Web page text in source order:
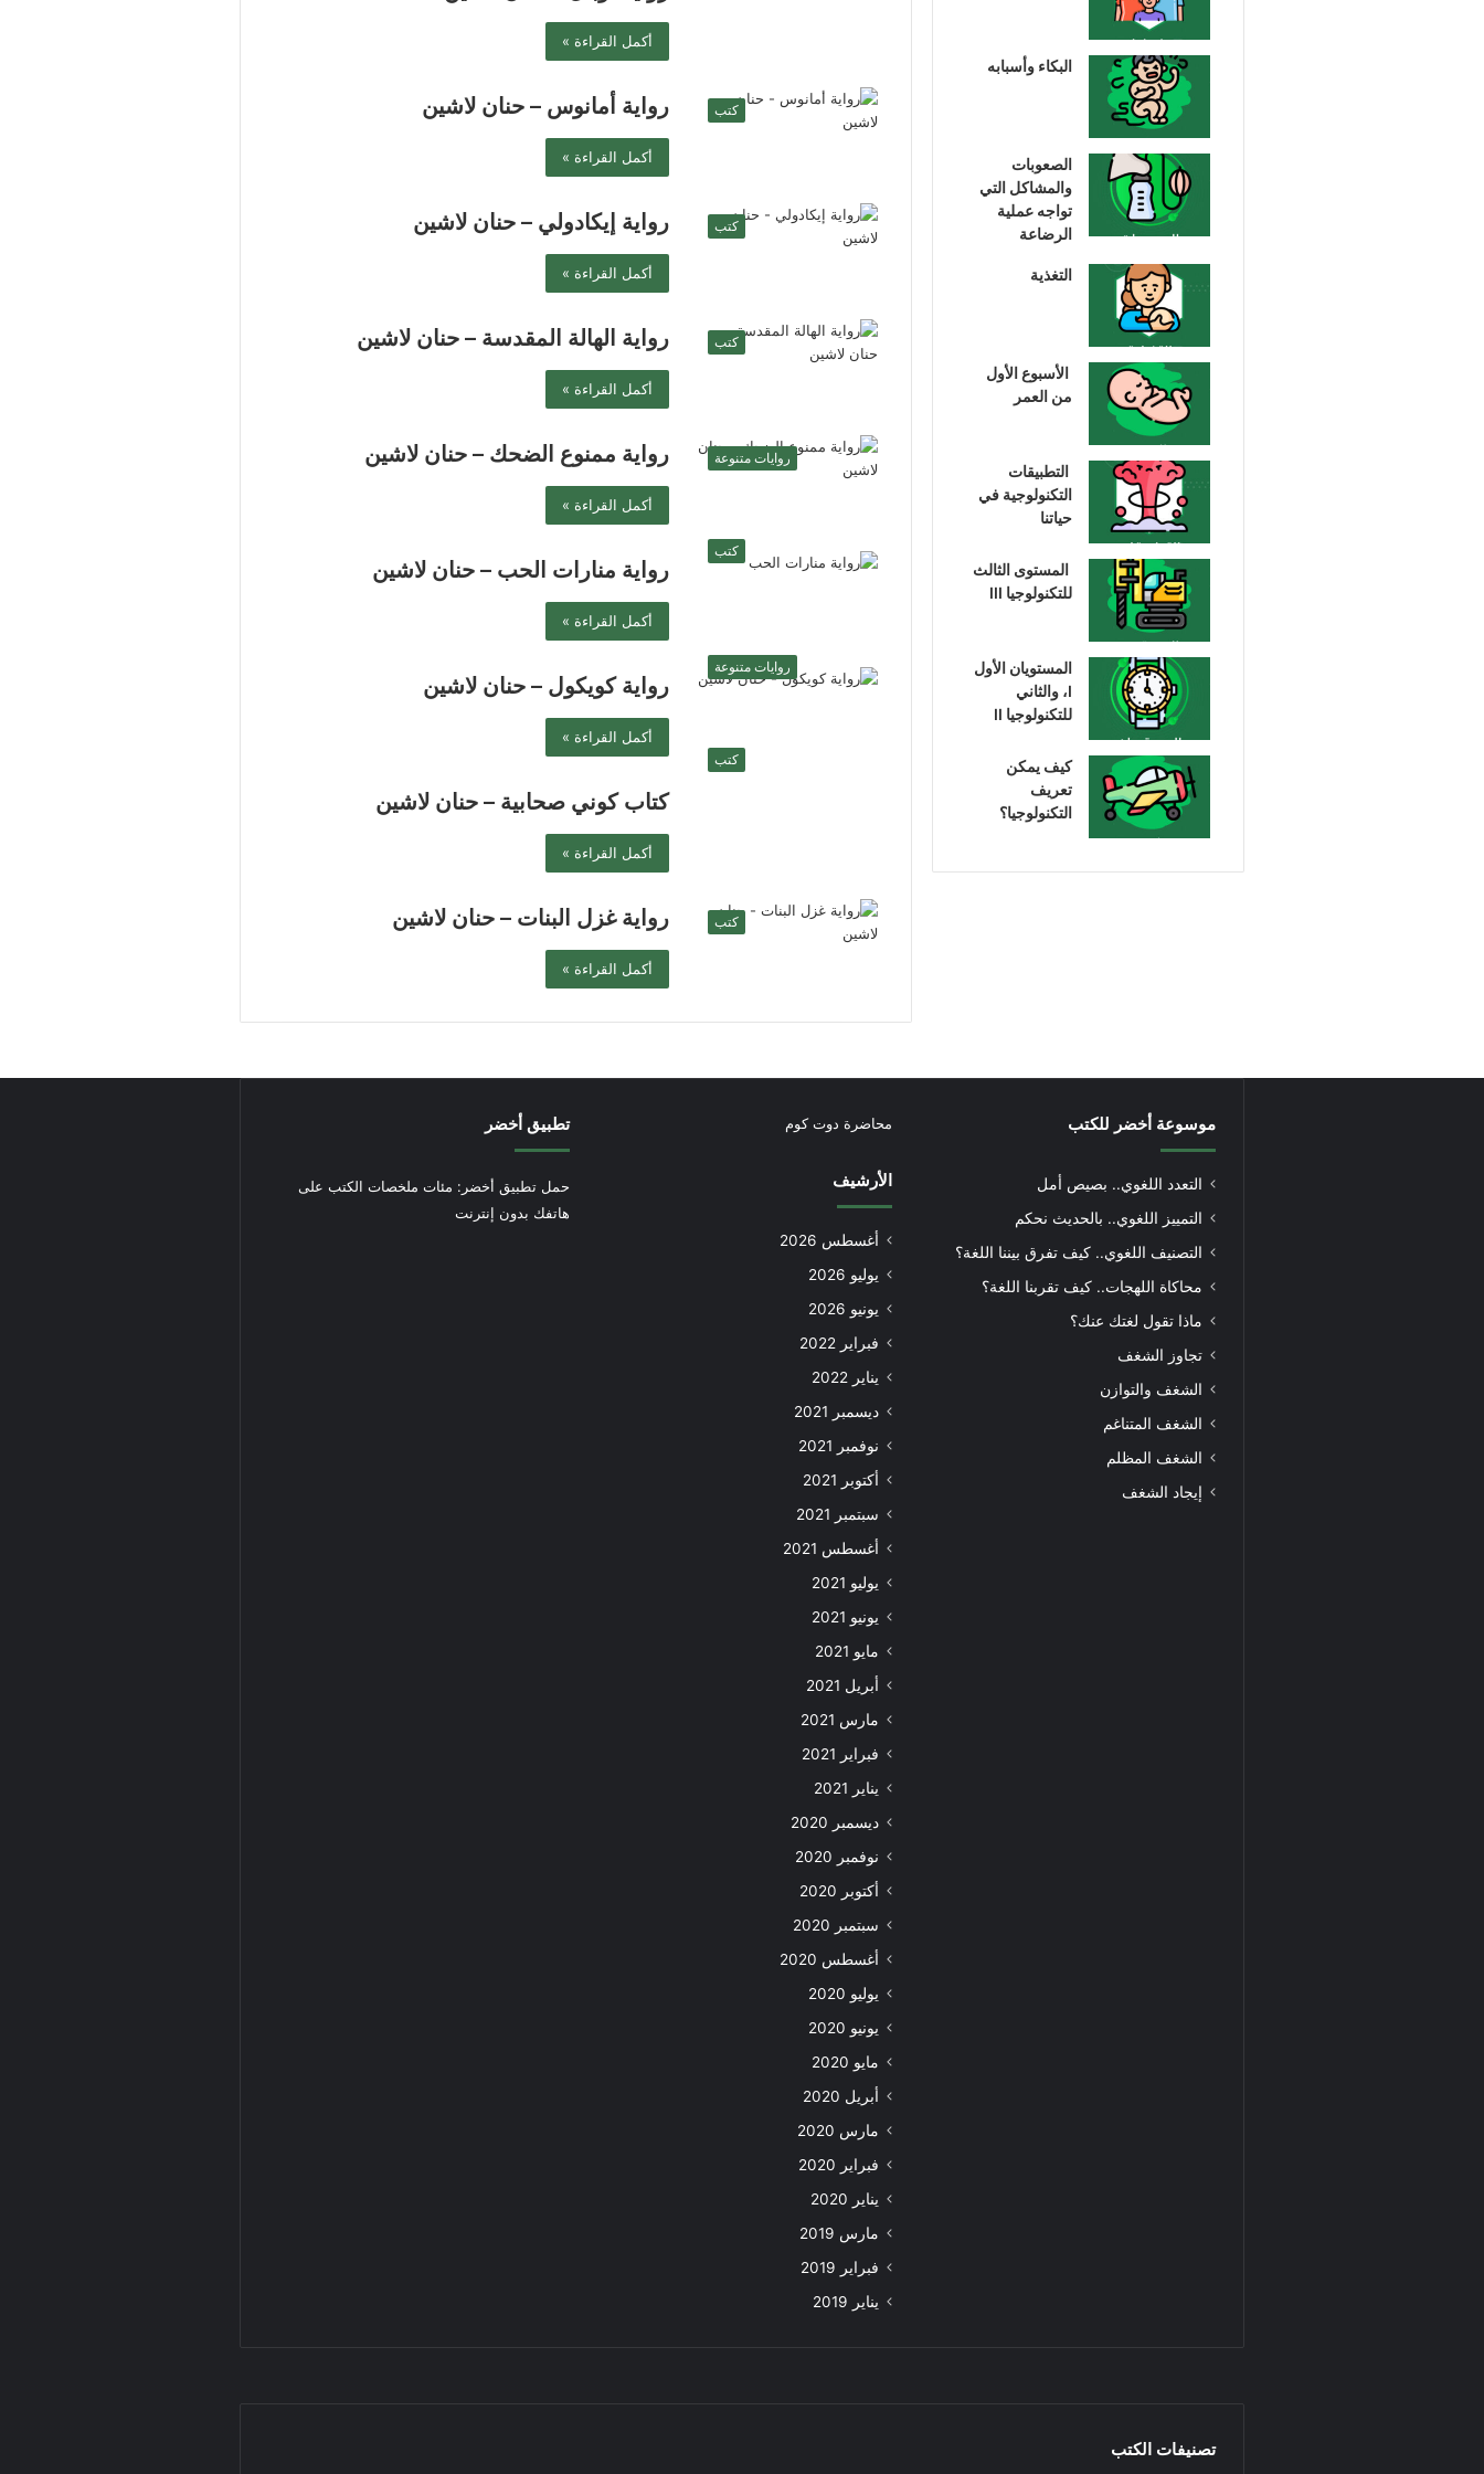
أكمل القراءة »
كتب رواية أمانوس – حنان لاشين
أكمل القراءة »
كتب رواية إيكادولي – حنان لاشين
أكمل القراءة »
كتب رواية الهالة المقدسة – حنان لاشين
أكمل القراءة »
روايات متنوعة رواية ممنوع الضحك – حنان لاشين
أكمل القراءة »
كتب
رواية منارات الحب – حنان لاشين
أكمل القراءة »
روايات متنوعة
رواية كويكول – حنان لاشين
أكمل القراءة »
كتب
كتاب كوني صحابية – حنان لاشين
أكمل القراءة »
كتب رواية غزل البنات – حنان لاشين
أكمل القراءة »
البكاء وأسبابه
الصعوبات
والمشاكل التي
تواجه عملية
الرضاعة
التغذية
الأسبوع الأول
من العمر
التطبيقات
التكنولوجية في
حياتنا
المستوى الثالث
للتكنولوجيا III
المستويان الأول
I، والثاني
للتكنولوجيا II
كيف يمكن
تعريف
التكنولوجيا؟
موسوعة أخضر للكتب
التعدد اللغوي.. بصيص أمل
التمييز اللغوي.. بالحديث نحكم
التصنيف اللغوي.. كيف تفرق بيننا اللغة؟
محاكاة اللهجات.. كيف تقربنا اللغة؟
ماذا تقول لغتك عنك؟
تجاوز الشغف
الشغف والتوازن
الشغف المتناغم
الشغف المظلم
إيجاد الشغف
محاضرة دوت كوم
الأرشيف
أغسطس 2026
يوليو 2026
يونيو 2026
فبراير 2022
يناير 2022
ديسمبر 2021
نوفمبر 2021
أكتوبر 2021
سبتمبر 2021
أغسطس 2021
يوليو 2021
يونيو 2021
مايو 2021
أبريل 2021
مارس 2021
فبراير 2021
يناير 2021
ديسمبر 2020
نوفمبر 2020
أكتوبر 2020
سبتمبر 2020
أغسطس 2020
يوليو 2020
يونيو 2020
مايو 2020
أبريل 2020
مارس 2020
فبراير 2020
يناير 2020
مارس 2019
فبراير 2019
يناير 2019
تطبيق أخضر
حمل تطبيق أخضر: مئات ملخصات الكتب على
هاتفك بدون إنترنت
تصنيفات الكتب